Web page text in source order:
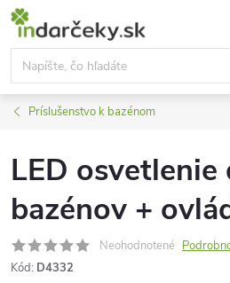
Prejsť
obsah
Príslušenstvo k bazénom
LED osvetlenie
bazénov +
Neohodnotené
Kód: D4332